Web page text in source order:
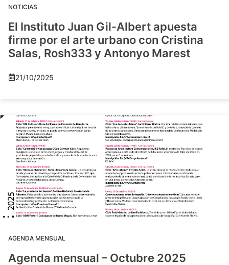
NOTICIAS
El Instituto Juan Gil-Albert apuesta
firme por el arte urbano con Cristina
Salas, Rosh333 y Antonyo Marest
21/10/2025
AGENDA MENSUAL
Agenda mensual – Octubre 2025